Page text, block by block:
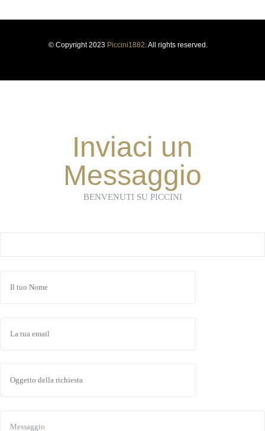
© Copyright 2023 Piccini1882 . All rights reserved.
Inviaci un
Messaggio
BENVENUTI SU PICCINI